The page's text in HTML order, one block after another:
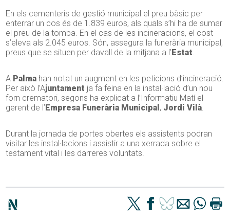
En els cementeris de gestió municipal el preu bàsic per
enterrar un cos és de 1.839 euros, als quals s’hi ha de sumar
el preu de la tomba. En el cas de les incineracions, el cost
s’eleva als 2.045 euros. Són, assegura la funerària municipal,
preus que se situen per davall de la mitjana a l’ Estat.
A Palma han notat un augment en les peticions d’incineració.
Per això l’Ajuntament ja fa feina en la instal·lació d’un nou
forn crematori, segons ha explicat a l’Informatiu Matí el
gerent de l’ Empresa Funerària Municipal , Jordi Vilà.
Durant la jornada de portes obertes els assistents podran
visitar les instal·lacions i assistir a una xerrada sobre el
testament vital i les darreres voluntats.